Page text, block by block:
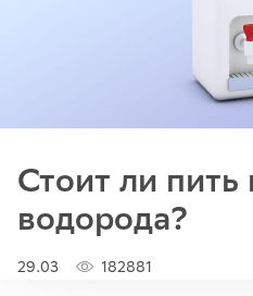
Стоит ли пить
водорода?
29.03 182881